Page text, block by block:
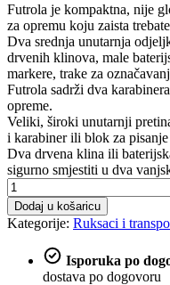
Futrola je kompaktna, nije
za opremu koju zaista
Dva srednja unutarnja
drvenih klinova, male
markere, trake za
Futrola sadrži dva
opreme.
Veliki, široki unutarnji
i karabiner ili blok za
Dva drvena klina ili
sigurno smjestiti u dva
Profi
futrola
za
opremu
količina
Dodaj u košaricu
Kategorije: Ruksaci i
Isporuka po
dostava po dogovoru